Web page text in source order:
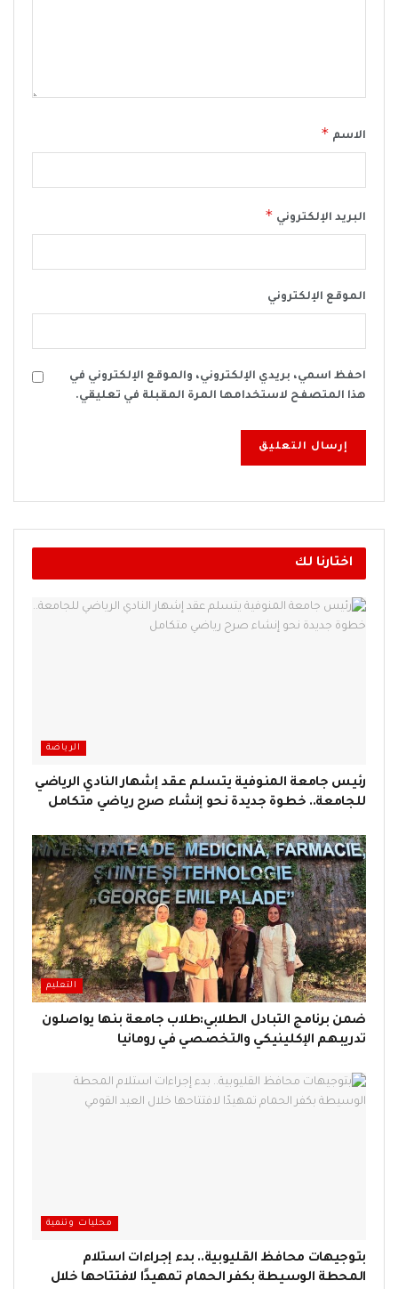
الاسم *
البريد الإلكتروني *
الموقع الإلكتروني
احفظ اسمي، بريدي الإلكتروني، والموقع الإلكتروني في
هذا المتصفح لاستخدامها المرة المقبلة في تعليقي.
اختارنا لك
الرياضة
رئيس جامعة المنوفية يتسلم عقد إشهار النادي الرياضي
للجامعة.. خطوة جديدة نحو إنشاء صرح رياضي متكامل
التعليم
ضمن برنامج التبادل الطلابي:طلاب جامعة بنها يواصلون
تدريبهم الإكلينيكي والتخصصي في رومانيا
محليات وتنمية
بتوجيهات محافظ القليوبية.. بدء إجراءات استلام
المحطة الوسيطة بكفر الحمام تمهيدًا لافتتاحها خلال